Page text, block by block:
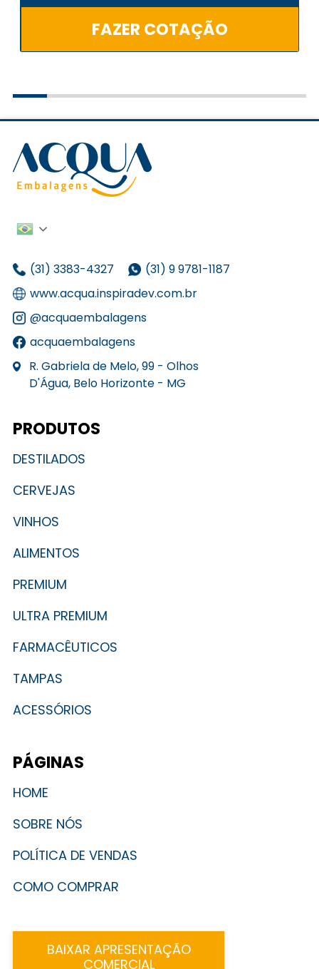
FAZER COTAÇÃO
(31) 3383-4327
(31) 9 9781-1187
www.acqua.inspiradev.com.br
@acquaembalagens
acquaembalagens
R. Gabriela de Melo, 99 - Olhos
D'Água, Belo Horizonte - MG
PRODUTOS
DESTILADOS
CERVEJAS
VINHOS
ALIMENTOS
PREMIUM
ULTRA PREMIUM
FARMACÊUTICOS
TAMPAS
ACESSÓRIOS
PÁGINAS
HOME
SOBRE NÓS
POLÍTICA DE VENDAS
COMO COMPRAR
BAIXAR APRESENTAÇÃO
COMERCIAL